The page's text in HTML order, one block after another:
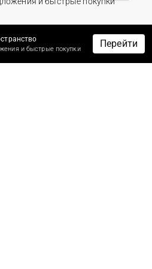
и быстрые покупки Перейти